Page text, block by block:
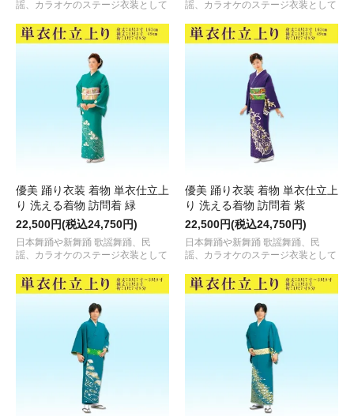
謡、カラオケのステージ衣装として
謡、カラオケのステージ衣装として
優美 踊り衣装 着物 単衣仕立上
り 洗える着物 訪問着 緑
22,500円(税込24,750円)
日本舞踊や新舞踊 歌謡舞踊、民
謡、カラオケのステージ衣装として
優美 踊り衣装 着物 単衣仕立上
り 洗える着物 訪問着 紫
22,500円(税込24,750円)
日本舞踊や新舞踊 歌謡舞踊、民
謡、カラオケのステージ衣装として